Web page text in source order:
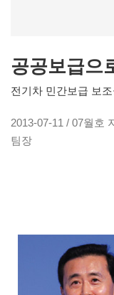
공공보급으
전기차 민간보급 보
2013-07-11 / 07월호
팀장